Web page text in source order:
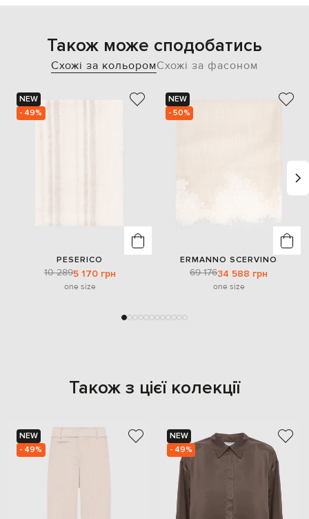
Також може сподобатись
Схожі за кольоромСхожі за фасоном
NEW
- 49%
PESERICO
10 2895 170 грн
one size
NEW
- 50%
ERMANNO SCERVINO
69 17634 588 грн
one size
Також з цієї колекції
NEW
- 49%
NEW
- 49%